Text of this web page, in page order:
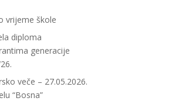
vrijeme škole
diploma
generacije
veče – 27.05.2026.
“Bosna”